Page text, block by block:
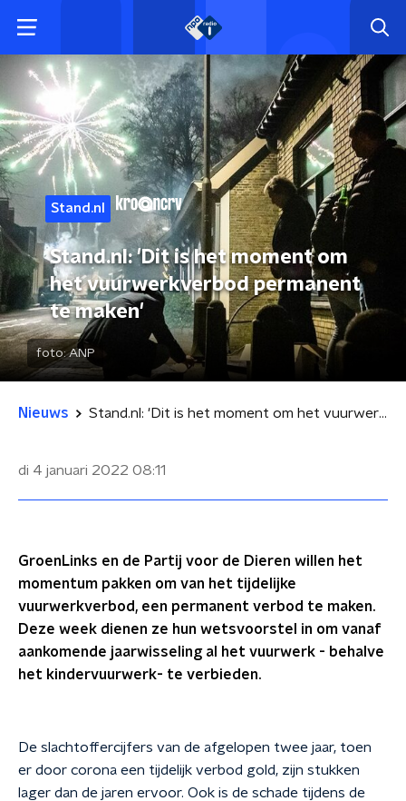
Stand.nl
Stand.nl: 'Dit is het moment om
het vuurwerkverbod permanent
te maken'
foto:ANP
Nieuws Stand.nl: 'Dit is het moment om het vuurwerkverbod permanent te maken'
di 4 januari 2022 08:11
GroenLinks en de Partij voor de Dieren willen het
momentum pakken om van het tijdelijke
vuurwerkverbod, een permanent verbod te maken.
Deze week dienen ze hun wetsvoorstel in om vanaf
aankomende jaarwisseling al het vuurwerk - behalve
het kindervuurwerk- te verbieden.
De slachtoffercijfers van de afgelopen twee jaar, toen
er door corona een tijdelijk verbod gold, zijn stukken
lager dan de jaren ervoor. Ook is de schade tijdens de